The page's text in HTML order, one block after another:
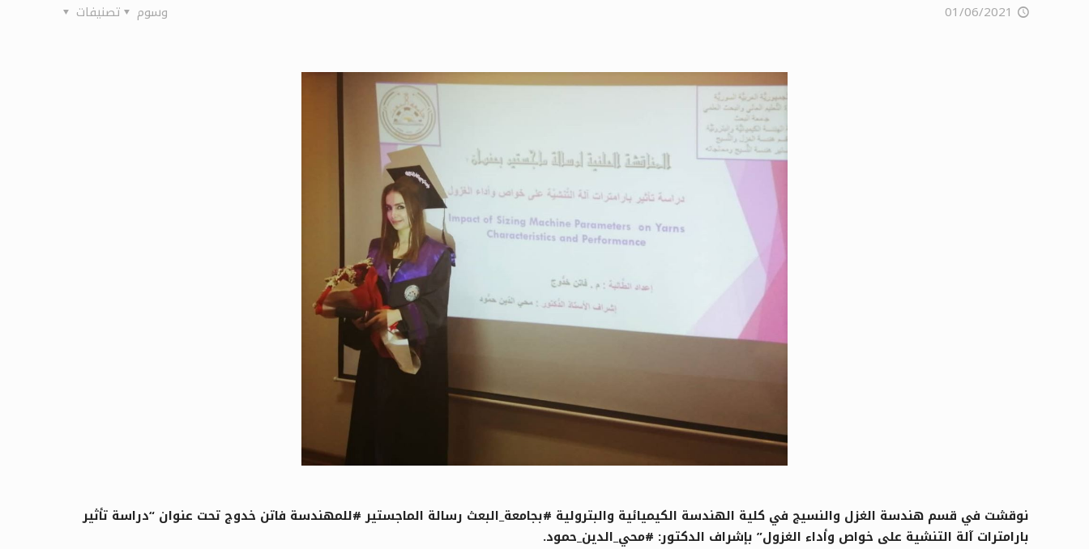
01/06/2021 تصنيفات وسوم
نوقشت في قسم هندسة الغزل والنسيج في كلية الهندسة الكيميائية والبترولية #بجامعة_البعث رسالة الماجستير #للمهندسة فاتن خدوج تحت عنوان “دراسة تأثير
بارامترات آلة التنشية على خواص وأداء الغزول” بإشراف الدكتور: #محي_الدين_حمود.